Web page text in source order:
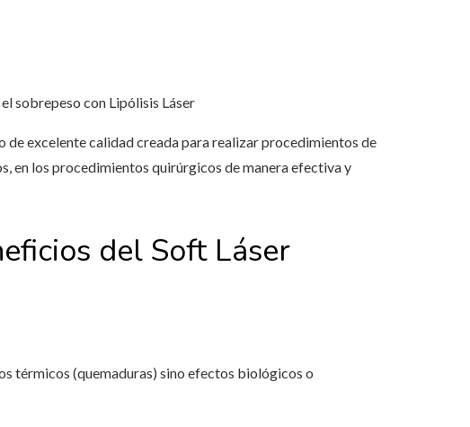
sobrepeso con Lipólisis Láser
excelente calidad creada para realizar procedimientos de
en los procedimientos quirúrgicos de manera efectiva y
del Soft Láser
térmicos (quemaduras) sino efectos biológicos o